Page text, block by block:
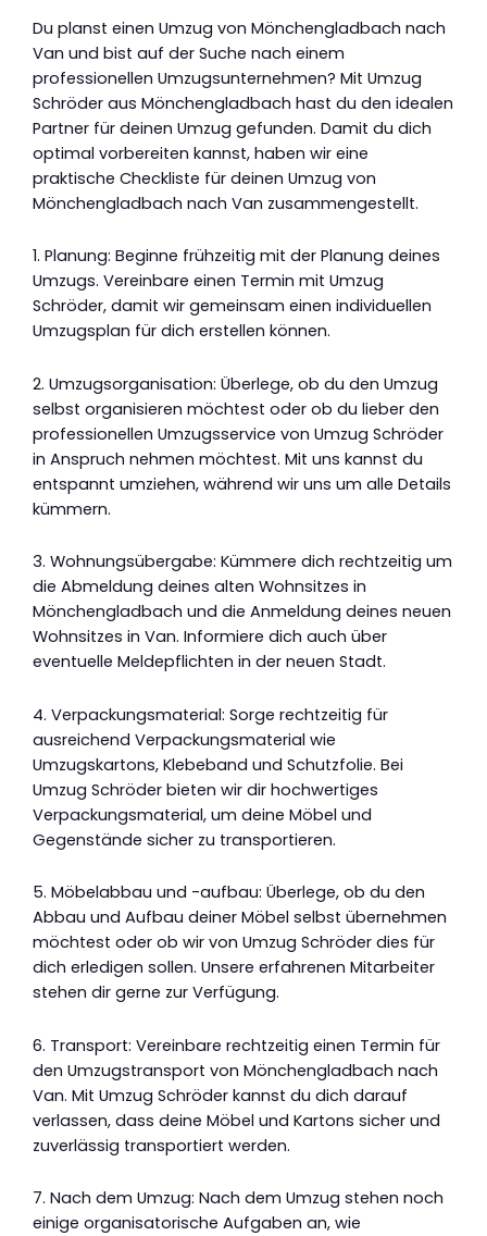
Du planst einen Umzug von Mönchengladbach nach
Van und bist auf der Suche nach einem
professionellen Umzugsunternehmen? Mit Umzug
Schröder aus Mönchengladbach hast du den idealen
Partner für deinen Umzug gefunden. Damit du dich
optimal vorbereiten kannst, haben wir eine
praktische Checkliste für deinen Umzug von
Mönchengladbach nach Van zusammengestellt.
1. Planung: Beginne frühzeitig mit der Planung deines
Umzugs. Vereinbare einen Termin mit Umzug
Schröder, damit wir gemeinsam einen individuellen
Umzugsplan für dich erstellen können.
2. Umzugsorganisation: Überlege, ob du den Umzug
selbst organisieren möchtest oder ob du lieber den
professionellen Umzugsservice von Umzug Schröder
in Anspruch nehmen möchtest. Mit uns kannst du
entspannt umziehen, während wir uns um alle Details
kümmern.
3. Wohnungsübergabe: Kümmere dich rechtzeitig um
die Abmeldung deines alten Wohnsitzes in
Mönchengladbach und die Anmeldung deines neuen
Wohnsitzes in Van. Informiere dich auch über
eventuelle Meldepflichten in der neuen Stadt.
4. Verpackungsmaterial: Sorge rechtzeitig für
ausreichend Verpackungsmaterial wie
Umzugskartons, Klebeband und Schutzfolie. Bei
Umzug Schröder bieten wir dir hochwertiges
Verpackungsmaterial, um deine Möbel und
Gegenstände sicher zu transportieren.
5. Möbelabbau und -aufbau: Überlege, ob du den
Abbau und Aufbau deiner Möbel selbst übernehmen
möchtest oder ob wir von Umzug Schröder dies für
dich erledigen sollen. Unsere erfahrenen Mitarbeiter
stehen dir gerne zur Verfügung.
6. Transport: Vereinbare rechtzeitig einen Termin für
den Umzugstransport von Mönchengladbach nach
Van. Mit Umzug Schröder kannst du dich darauf
verlassen, dass deine Möbel und Kartons sicher und
zuverlässig transportiert werden.
7. Nach dem Umzug: Nach dem Umzug stehen noch
einige organisatorische Aufgaben an, wie